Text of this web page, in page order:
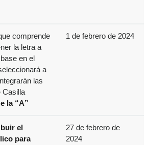
comprende
la letra a
en el
a
las
Casilla
la “A”
1 de febrero de 2024
el
para
27 de febrero de
2024